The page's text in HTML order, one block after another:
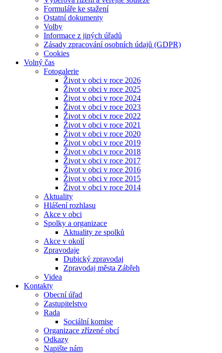
Formuláře ke stažení
Ostatní dokumenty
Volby
Informace z jiných úřadů
Zásady zpracování osobních údajů (GDPR)
Cookies
Volný čas
Fotogalerie
Život v obci v roce 2026
Život v obci v roce 2025
Život v obci v roce 2024
Život v obci v roce 2023
Život v obci v roce 2022
Život v obci v roce 2021
Život v obci v roce 2020
Život v obci v roce 2019
Život v obci v roce 2018
Život v obci v roce 2017
Život v obci v roce 2016
Život v obci v roce 2015
Život v obci v roce 2014
Aktuality
Hlášení rozhlasu
Akce v obci
Spolky a organizace
Aktuality ze spolků
Akce v okolí
Zpravodaje
Dubický zpravodaj
Zpravodaj města Zábřeh
Videa
Kontakty
Obecní úřad
Zastupitelstvo
Rada
Sociální komise
Organizace zřízené obcí
Odkazy
Napište nám